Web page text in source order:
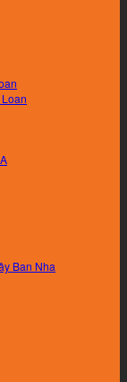
Ban Nha